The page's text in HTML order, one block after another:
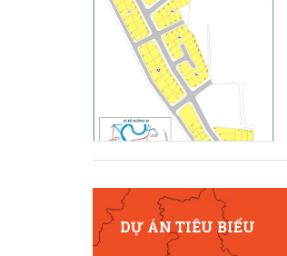
DỰ ÁN TIÊU BIỂU